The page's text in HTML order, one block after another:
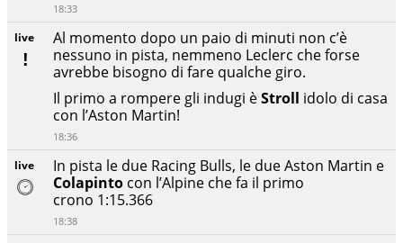
live
In pista le due Racing Bulls, le due Aston Martin e
Colapinto con l’Alpine che fa il primo
crono 1:15.366
18:38
live
Al momento dopo un paio di minuti non c’è
nessuno in pista, nemmeno Leclerc che forse
avrebbe bisogno di fare qualche giro.
Il primo a rompere gli indugi èStroll idolo di casa
con l’Aston Martin!
18:36
18:33